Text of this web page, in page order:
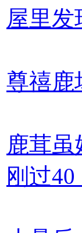
屋里
尊禧鹿
鹿茸
刚过